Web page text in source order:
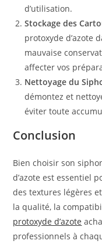
d’utilisation.
Stockage des
protoxyde d’azote
mauvaise
affecter vos
Nettoyage du
démontez et
éviter toute
Conclusion
Bien choisir son
d’azote est essentiel
des textures légères
la qualité, la
protoxyde d’azote
professionnels à